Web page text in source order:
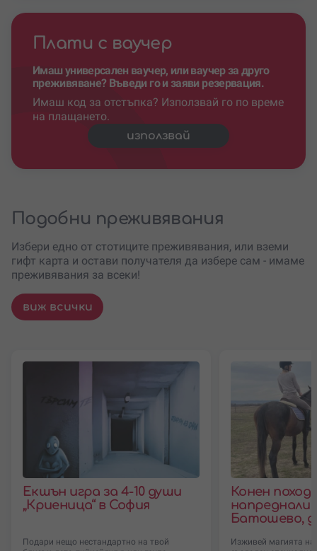
Плати с ваучер
Имаш универсален ваучер, или ваучер за друго
преживяване? Въведи го и заяви резервация.
Имаш код за отстъпка? Използвай го по време
на плащането.
използвай
Подобни преживявания
Избери едно от стотиците преживявания, или вземи
гифт карта и остави получателя да избере сам - имаме
преживявания за всеки!
виж всички
Екшън игра за 4-10 души
„Криеница“ в София
Подари нещо нестандартно на твой
Конен поход
напреднали
Батошево,
Изживей магията на